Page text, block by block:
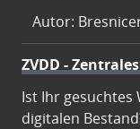
Autor:
ZVDD -
Ist Ihr gesuchtes
digitalen